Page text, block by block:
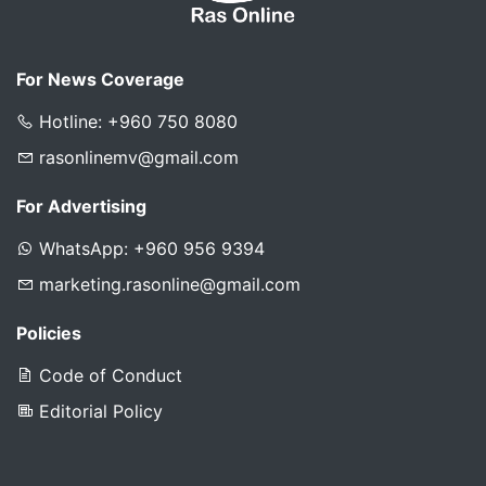
For News Coverage
Hotline: +960 750 8080
rasonlinemv@gmail.com
For Advertising
WhatsApp: +960 956 9394
marketing.rasonline@gmail.com
Policies
Code of Conduct
Editorial Policy